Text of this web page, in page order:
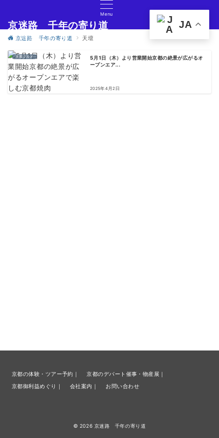
Menu
京迷路 千年の寄り道
京都の観光イベント・グルメ・ショッピングの情報サイト
京迷路 千年の寄り道 天壇
京都グルメ
5月1日（木）より営業開始京都の絶景が広がるオ
ープンエア...
2025年4月2日
京都の体験・ツアー予約｜
京都のデパート催事・物産展｜
京都御利益めぐり｜
会社案内｜ お問い合わせ
© 2026 京迷路 千年の寄り道
JA